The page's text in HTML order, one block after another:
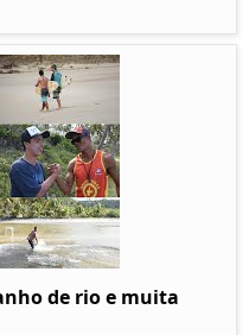
de rio e muita